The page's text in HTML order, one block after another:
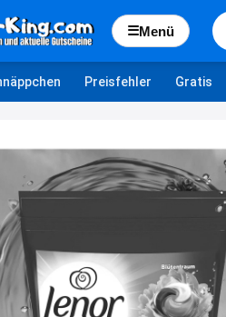
☰Menü
Preisfehler Gratis